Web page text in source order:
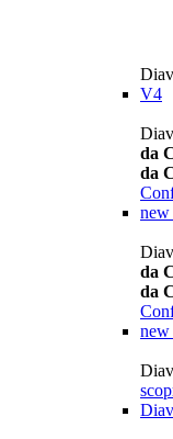
V4
da
da
new
da
da
new